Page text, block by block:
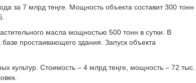
за 7 млрд теңге. Мощность объекта составит 300 тонн
масла мощностью 500 тонн в сутки. В
простаивающего здания. Запуск объекта
культур. Стоимость – 4 млрд теңге, мощность – 72 тыс.